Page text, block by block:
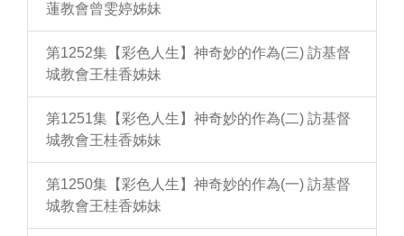
蓮教會曾雯婷姊妹
第1252集【彩色人生】神奇妙的作為(三) 訪基督
城教會王桂香姊妹
第1251集【彩色人生】神奇妙的作為(二) 訪基督
城教會王桂香姊妹
第1250集【彩色人生】神奇妙的作為(一) 訪基督
城教會王桂香姊妹